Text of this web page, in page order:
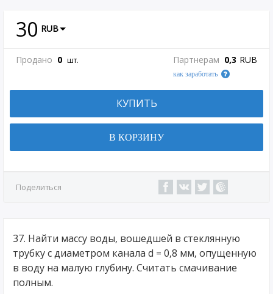
30 RUB
Продано 0 шт. Партнерам 0,3 RUB
как заработать
КУПИТЬ
В КОРЗИНУ
Поделиться
37. Найти массу воды, вошедшей в стеклянную
трубку с диаметром канала d = 0,8 мм, опущенную
в воду на малую глубину. Считать смачивание
полным.